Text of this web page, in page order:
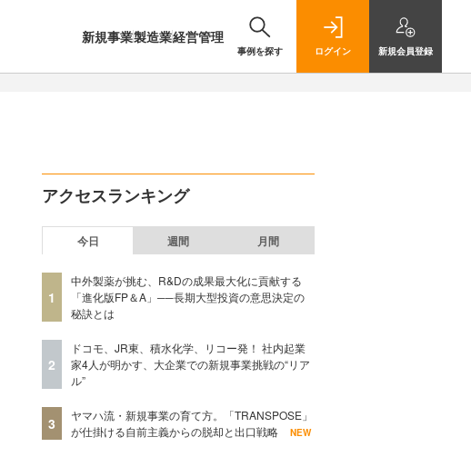
新規事業製造業経営管理
事例を探す ログイン 新規会員登録
アクセスランキング
今日 週間 月間
1
中外製薬が挑む、R&Dの成果最大化に貢献する
「進化版FP＆A」──長期大型投資の意思決定の
秘訣とは
2
ドコモ、JR東、積水化学、リコー発！ 社内起業
家4人が明かす、大企業での新規事業挑戦の“リア
ル”
3
ヤマハ流・新規事業の育て方。「TRANSPOSE」
が仕掛ける自前主義からの脱却と出口戦略
NEW